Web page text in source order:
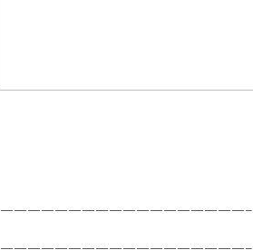
——————————————————–